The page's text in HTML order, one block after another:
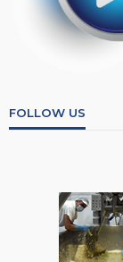
FOLLOW US